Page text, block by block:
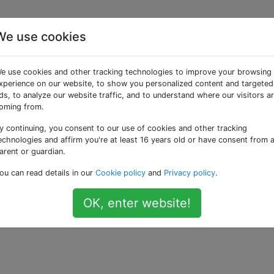
certains dossiers de
de musique?
mais je ne veux pas les entendre quand je joue
certains dossiers d'être ajoutés à la bibliothèque? Quels
ajoutés?
use cookies
use cookies and other tracking technologies to improve your browsing
on our website, to show you personalized content and targeted
to analyze our website traffic, and to understand where our visitors
from.
continuing, you consent to our use of cookies and other tracking
and affirm you're at least 16 years old or have consent from a
or guardian.
can read details in our Cookie policy and Privacy policy.
OK, enter website!